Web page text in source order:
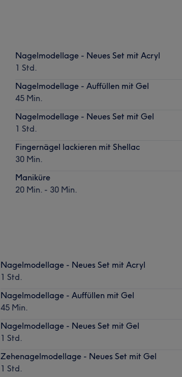
Nagelmodellage - Neues Set mit Acryl
1 Std.
Nagelmodellage - Auffüllen mit Gel
45 Min.
Nagelmodellage - Neues Set mit Gel
1 Std.
Fingernägel lackieren mit Shellac
30 Min.
Maniküre
20 Min. - 30 Min.
Nagelmodellage - Neues Set mit Acryl
1 Std.
Nagelmodellage - Auffüllen mit Gel
45 Min.
Nagelmodellage - Neues Set mit Gel
1 Std.
Zehenagelmodellage - Neues Set mit Gel
1 Std.